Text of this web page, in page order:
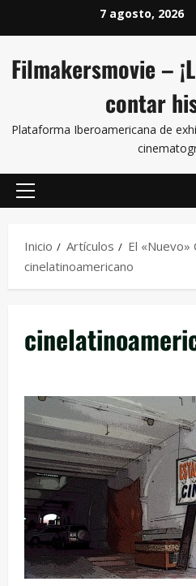
7 agosto, 2026
Filmakersmovie –
contar
Plataforma Iberoamericana de
Inicio Artículos
El «Nuevo»
cinelatinoamericano